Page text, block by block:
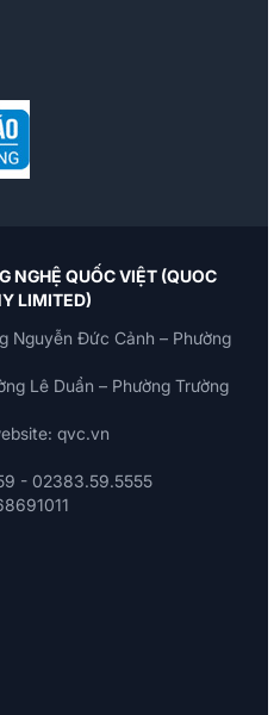
NGHỆ QUỐC VIỆT (QUOC
LIMITED)
Nguyễn Đức Cảnh – Phường
Lê Duẩn – Phường Trường
qvc.vn
- 02383.59.5555